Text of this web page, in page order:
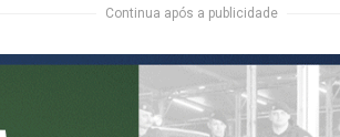
Continua após a publicidade